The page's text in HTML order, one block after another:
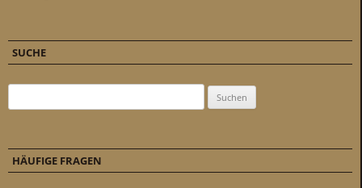
SUCHE
HÄUFIGE FRAGEN